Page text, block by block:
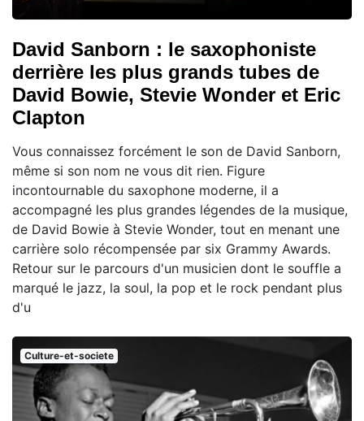
David Sanborn : le saxophoniste
derrière les plus grands tubes de
David Bowie, Stevie Wonder et Eric
Clapton
Vous connaissez forcément le son de David Sanborn,
même si son nom ne vous dit rien. Figure
incontournable du saxophone moderne, il a
accompagné les plus grandes légendes de la musique,
de David Bowie à Stevie Wonder, tout en menant une
carrière solo récompensée par six Grammy Awards.
Retour sur le parcours d'un musicien dont le souffle a
marqué le jazz, la soul, la pop et le rock pendant plus
d'u
Culture-et-societe